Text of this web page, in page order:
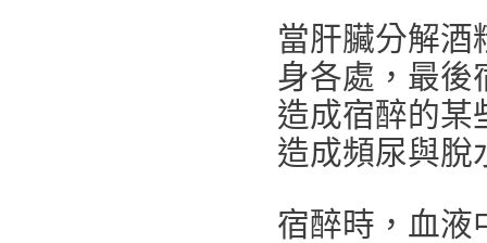
當肝臟分解酒
身各處，最後
造成宿醉的某
造成頻尿與脫
宿醉時，血液